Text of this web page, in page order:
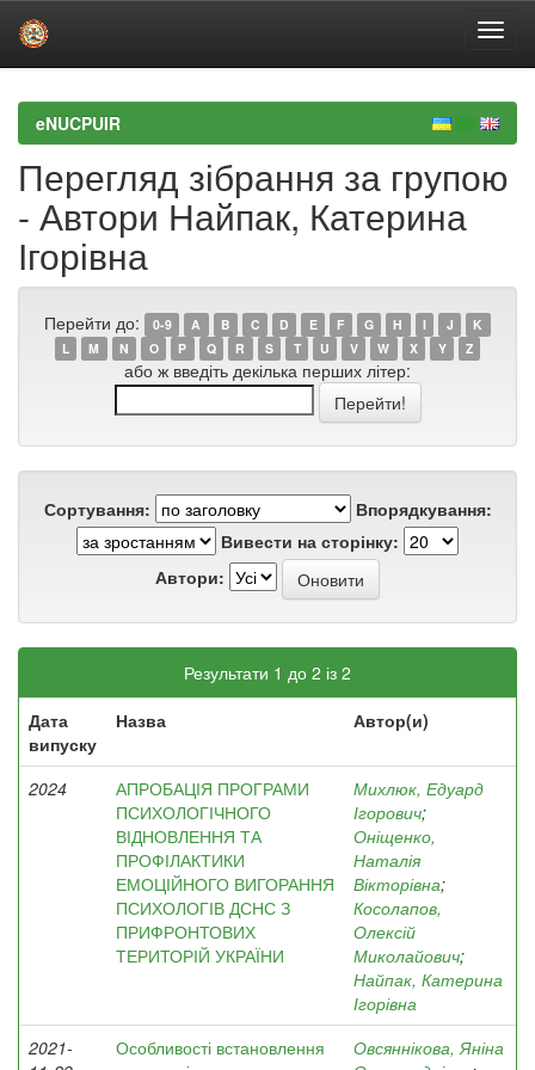
navigationeNUCPUIR
Перегляд зібрання за групою
- Автори Найпак, Катерина
Ігорівна
Перейти до: 0-9 A B C D E F G H I J
K
L
M N O P Q R S T U V W X Y Z
або ж введіть декілька перших літер:
Сортування:
Впорядкування:
Вивести на сторінку:
Автори:
Результати 1 до 2 із 2
Дата
випуску
Назва Автор(и)
2024
АПРОБАЦІЯ ПРОГРАМИ
ПСИХОЛОГІЧНОГО
ВІДНОВЛЕННЯ ТА
ПРОФІЛАКТИКИ
ЕМОЦІЙНОГО ВИГОРАННЯ
ПСИХОЛОГІВ ДСНС З
ПРИФРОНТОВИХ
ТЕРИТОРІЙ УКРАЇНИ
Михлюк, Едуард
Ігорович;
Оніщенко,
Наталія
Вікторівна;
Косолапов,
Олексій
Миколайович;
Найпак, Катерина
Ігорівна
2021-
Особливості встановлення
Овсяннікова, Яніна